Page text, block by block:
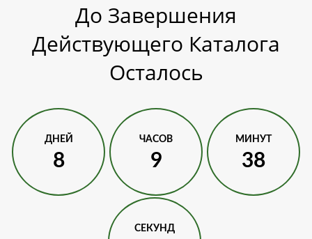
До Завершения
Действующего Каталога
Осталось
ДНЕЙ
8
ЧАСОВ
9
МИНУТ
38
СЕКУНД